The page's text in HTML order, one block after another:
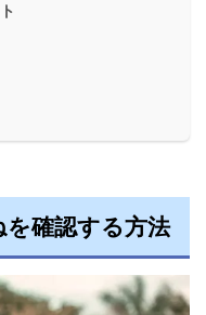
確認する方法